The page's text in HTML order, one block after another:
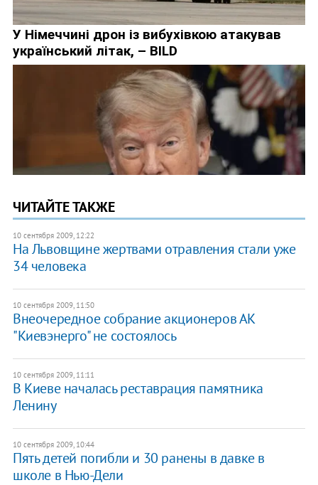
ЧИТАЙТЕ ТАКЖЕ
10 сентября 2009, 12:22
На Львовщине жертвами отравления стали уже
34 человека
10 сентября 2009, 11:50
Внеочередное собрание акционеров АК
"Киевэнерго" не состоялось
10 сентября 2009, 11:11
В Киеве началась реставрация памятника
Ленину
10 сентября 2009, 10:44
Пять детей погибли и 30 ранены в давке в
школе в Нью-Дели